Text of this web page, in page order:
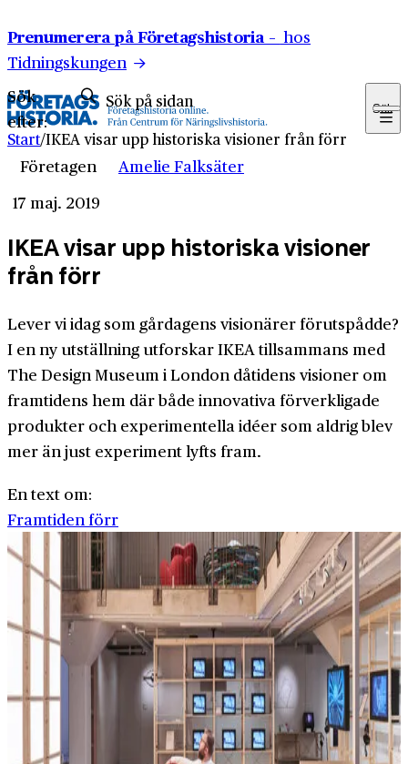
Prenumerera på Företagshistoria – hos
Tidningskungen
Sök
efter:
Sök
Start/IKEA visar upp historiska visioner från förr
Företagen
Amelie Falksäter
17 maj. 2019
IKEA visar upp historiska visioner
från förr
Lever vi idag som gårdagens visionärer förutspådde?
I en ny utställning utforskar IKEA tillsammans med
The Design Museum i London dåtidens visioner om
framtidens hem där både innovativa förverkligade
produkter och experimentella idéer som aldrig blev
mer än just experiment lyfts fram.
En text om:
Framtiden förr